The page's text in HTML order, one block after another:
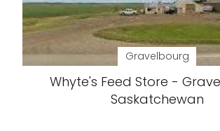
Gravelbourg
Whyte's Feed Store -
Saskatchewan